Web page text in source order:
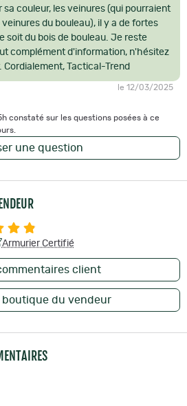
sa couleur, les veinures (qui pourraient
du bouleau), il y a de fortes
soit du bois de bouleau. Je reste
complément d'information, n'hésitez
Cordialement, Tactical-Trend
le 12/03/2025
constaté sur les questions posées à ce
une question
Armurier Certifié
client
boutique du vendeur